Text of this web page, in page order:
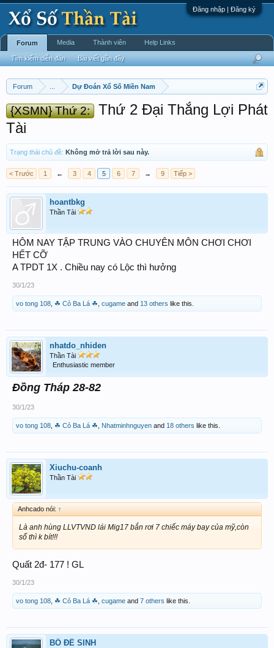
Đăng nhập | Đăng ký
Forum Dự Đoán Xổ Số Miền Nam
{XSMN} Thứ 2:
Thứ 2 Đại Thắng Lợi Phát
Tài
Trạng thái chủ đề: Không mở trả lời sau này.
< Trước 1 ← 3 4 5 6 7 → 9 Tiếp >
hoantbkg
Thần Tài
HÔM NAY TẬP TRUNG VÀO CHUYÊN MÔN CHƠI CHƠI
HẾT CỠ
A TPDT 1X . Chiều nay có Lộc thì hưởng
30/1/23
vo tong 108 ☘ Cỏ Ba Lá ☘ cugame and 13 others like this.
nhatdo_nhiden
Thần Tài
Enthusiastic member
Đồng Tháp 28-82
30/1/23
vo tong 108 ☘ Cỏ Ba Lá ☘ Nhatminhnguyen and 18 others like this.
Xiuchu-coanh
Thần Tài
Anhcado nói: ↑
Là anh hùng LLVTVND lái Mig17 bắn rơi 7 chiếc máy bay của mỹ,còn
số thì k bít!!!
Quất 2đ- 177 ! GL
30/1/23
vo tong 108 ☘ Cỏ Ba Lá ☘ cugame and 7 others like this.
BỒ ĐỀ SINH
Forum
Tìm kiếm diễn đàn Bài viết gần đây
Media Thành viên Help Links